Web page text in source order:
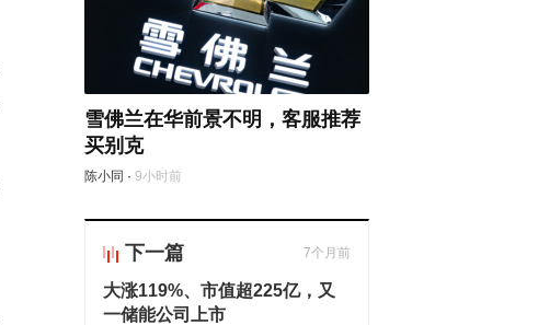
雪佛兰在华前景不明，客服推荐
买别克
陈小同 · 9小时前
下一篇 7个月前
大涨119%、市值超225亿，又
一储能公司上市